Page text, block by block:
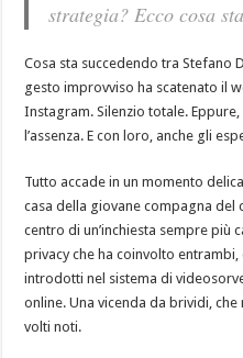
strategia? Ecco cosa
Cosa sta succedendo tra Stefano
gesto improvviso ha scatenato il
Instagram. Silenzio totale.
l’assenza. E con loro, anche gli
Tutto accade in un momento
casa della giovane compagna del
centro di un’inchiesta sempre più
privacy che ha coinvolto
introdotti nel sistema di
online. Una vicenda da brividi,
volti noti.